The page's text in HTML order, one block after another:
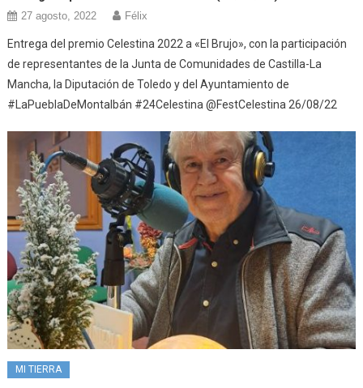
27 agosto, 2022 Félix
Entrega del premio Celestina 2022 a «El Brujo», con la participación
de representantes de la Junta de Comunidades de Castilla-La
Mancha, la Diputación de Toledo y del Ayuntamiento de
#LaPueblaDeMontalbán #24Celestina @FestCelestina 26/08/22
MI TIERRA